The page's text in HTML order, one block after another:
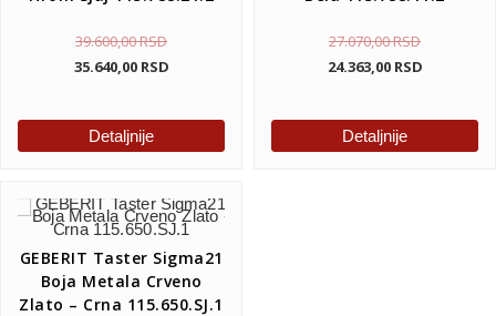
39.600,00RSD
35.640,00 RSD
Detaljnije
27.070,00RSD
24.363,00 RSD
Detaljnije
GEBERIT Taster Sigma21
Boja Metala Crveno
Zlato – Crna 115.650.SJ.1